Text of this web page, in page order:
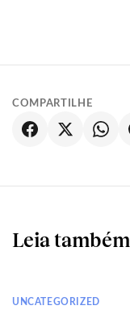
COMPARTILHE
Leia também
UNCATEGORIZED